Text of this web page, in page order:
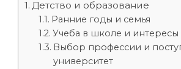
Детство и образование
Ранние годы и семья
Учеба в школе и интересы
Выбор профессии и
университет